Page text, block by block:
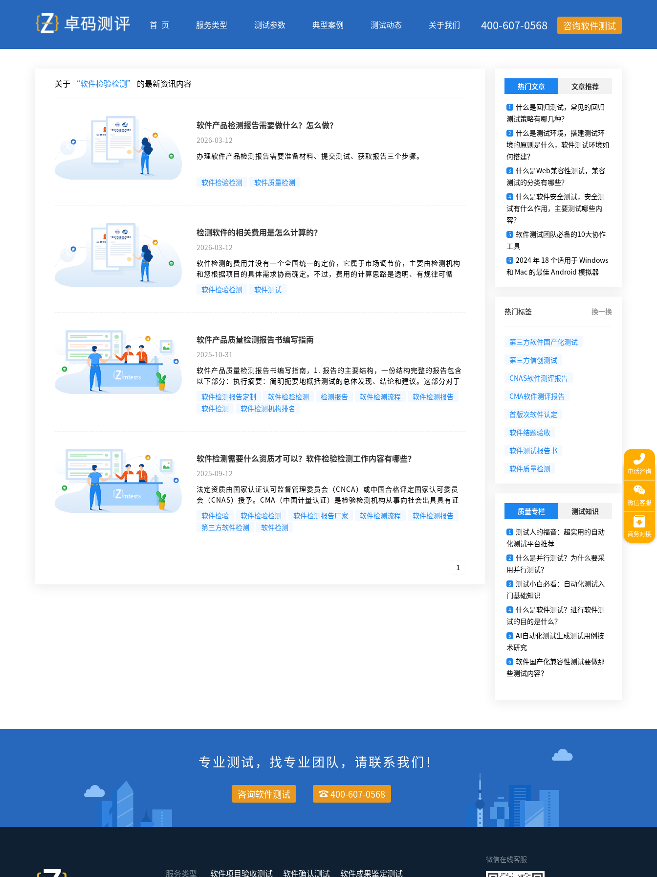
首 页 服务类型 测试参数 典型案例 测试动态 关于我们 咨询软件测试
400-607-0568
关于 “软件检验检测” 的最新资讯内容
软件产品检测报告需要做什么？怎么做？
2026-03-12
办理软件产品检测报告需要准备材料、提交测试、获取报告三个步骤。
软件检验检测 软件质量检测
检测软件的相关费用是怎么计算的？
2026-03-12
软件检测的费用并没有一个全国统一的定价，它属于市场调节价，主要由检测机构
和您根据项目的具体需求协商确定。不过，费用的计算思路是透明、有规律可循
的。
软件检验检测 软件测试
软件产品质量检测报告书编写指南
2025-10-31
软件产品质量检测报告书编写指南，1. 报告的主要结构，一份结构完整的报告包含
以下部分：执行摘要：简明扼要地概括测试的总体发现、结论和建议。这部分对于
管理层快速了解情况很重要。引言：说明测试项目的背景、目的和范围。
软件检测报告定制 软件检验检测 检测报告 软件检测流程
软件检测报告
软件检测
软件检测机构排名
软件检测需要什么资质才可以？软件检验检测工作内容有哪些？
2025-09-12
法定资质由国家认证认可监督管理委员会（CNCA）或中国合格评定国家认可委员
会（CNAS）授予。CMA（中国计量认证）是检验检测机构从事向社会出具具有证
明作用的数据和结果的基本准入资格。CNAS（中国合格评定国家认可委员会）认可
则表明检测实验室的操作能力符合ISO/IEC 17025国际标准。
软件检验 软件检验检测 软件检测报告厂家 软件检测流程
软件检测报告
第三方软件检测
软件检测
1
热门文章 文章推荐
1
什么是回归测试，常见的回归
测试策略有哪几种？
2
什么是测试环境，搭建测试环
境的原则是什么，软件测试环境如
何搭建？
3
什么是Web兼容性测试，兼容
测试的分类有哪些？
4 什么是软件安全测试，安全测
试有什么作用，主要测试哪些内
容？
5
软件测试团队必备的10大协作
工具
6
2024 年 18 个适用于 Windows
和 Mac 的最佳 Android 模拟器
热门标签 换一换
第三方软件国产化测试
第三方信创测试
CNAS软件测评报告
CMA软件测评报告
首版次软件认定
软件结题验收
软件测试报告书
软件质量检测
质量专栏 测试知识
1
测试人的福音：超实用的自动
化测试平台推荐
2
什么是并行测试？为什么要采
用并行测试？
3
测试小白必看：自动化测试入
门基础知识
4 什么是软件测试？进行软件测
试的目的是什么？
5
AI自动化测试生成测试用例技
术研究
6
软件国产化兼容性测试要做那
些测试内容？
专业测试，找专业团队，请联系我们！
咨询软件测试 400-607-0568
服务类型 软件项目验收测试 软件确认测试 软件成果鉴定测试
微信在线客服